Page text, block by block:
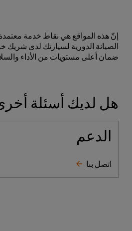
الصيانة الدورية لسيارتك لدى
ضمان أعلى مستويات من الأداء
هل لديك أسئلة
الدعم
اتصل بنا